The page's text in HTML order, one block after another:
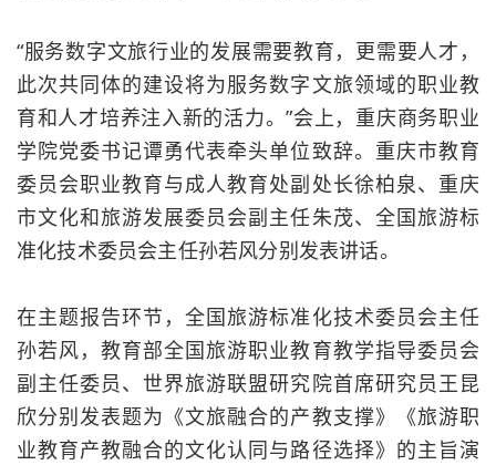
“服务数字文旅行业的发展需要教育，更需要人才，
此次共同体的建设将为服务数字文旅领域的职业教
育和人才培养注入新的活力。”会上，重庆商务职业
学院党委书记谭勇代表牵头单位致辞。重庆市教育
委员会职业教育与成人教育处副处长徐柏泉、重庆
市文化和旅游发展委员会副主任朱茂、全国旅游标
准化技术委员会主任孙若风分别发表讲话。
在主题报告环节，全国旅游标准化技术委员会主任
孙若风，教育部全国旅游职业教育教学指导委员会
副主任委员、世界旅游联盟研究院首席研究员王昆
欣分别发表题为《文旅融合的产教支撑》《旅游职
业教育产教融合的文化认同与路径选择》的主旨演